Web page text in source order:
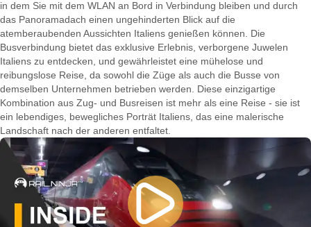
in dem Sie mit dem WLAN an Bord in Verbindung bleiben und durch
das Panoramadach einen ungehinderten Blick auf die
atemberaubenden Aussichten Italiens genießen können. Die
Busverbindung bietet das exklusive Erlebnis, verborgene Juwelen
Italiens zu entdecken, und gewährleistet eine mühelose und
reibungslose Reise, da sowohl die Züge als auch die Busse von
demselben Unternehmen betrieben werden. Diese einzigartige
Kombination aus Zug- und Busreisen ist mehr als eine Reise - sie ist
ein lebendiges, bewegliches Porträt Italiens, das eine malerische
Landschaft nach der anderen entfaltet.